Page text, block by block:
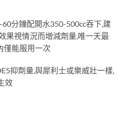
分鐘配開水350-500cc吞下,建
果視情況而增減劑量,唯一天最
僅能服用一次
抑劑量,與犀利士或樂威壯一樣,
效